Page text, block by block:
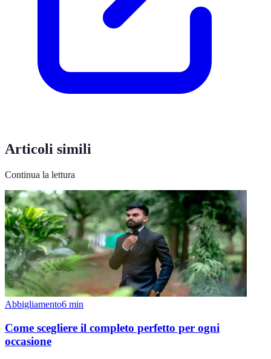
Articoli simili
Continua la lettura
Abbigliamento6 min
Come scegliere il completo perfetto per ogni
occasione